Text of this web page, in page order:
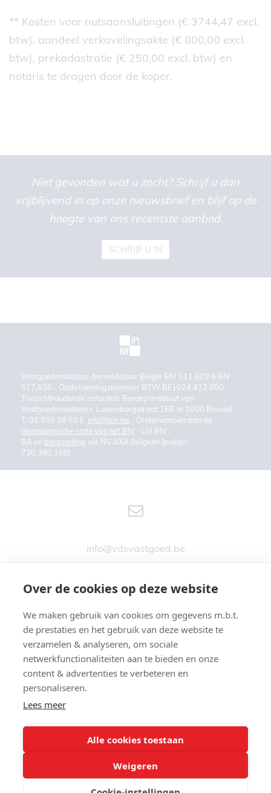
** Kosten voor nutsaansluitingen (€ 3744,47 excl.
btw), aandeel verkavelingsakte (€ 800,00 excl.
btw), prekadastratie (€ 250,00 excl. btw) en
notaris te dragen door de koper.
Niet gevonden wat u zocht? Schrijf u dan
vrijblijvend in op onze nieuwsbrief en blijf op de
hoogte van ons recentste aanbod.
SCHRIJF U IN
Vastgoedmakelaar-bemiddelaar België BIV 511.609 & BIV
517.636 - Ondernemingsnummer BTW BE1024.412.050
Toezichthoudende autoriteit: Beroepsinstituut van
Vastgoedmakelaars, Luxemburgstraat 16B te 1000 Brussel
T. 02 505 38 50 E.info@biv.be- Onderworpen aan de
deontologische code van het BIV- Lid BIV
BA enborgstelling
Stationsstraat 76
9890 GAVERE
© 2026 - Van Der Schueren Vastgoed -Developed by Zabun
Privacy policy-Cookies
Over de cookies op deze website
We maken gebruik van cookies om gegevens m.b.t.
de prestaties en het gebruik van deze website te
verzamelen & analyseren, om sociale
netwerkfunctionaliteiten aan te bieden en onze
content & advertenties te verbeteren en
personaliseren.
Lees meer
Alle cookies toestaan
Weigeren